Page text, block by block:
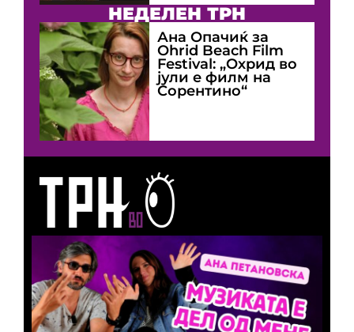
НЕДЕЛЕН ТРН
Ана Опачиќ за
Оhrid Beach Film
Festival: „Охрид во
јули е филм на
Сорентино“